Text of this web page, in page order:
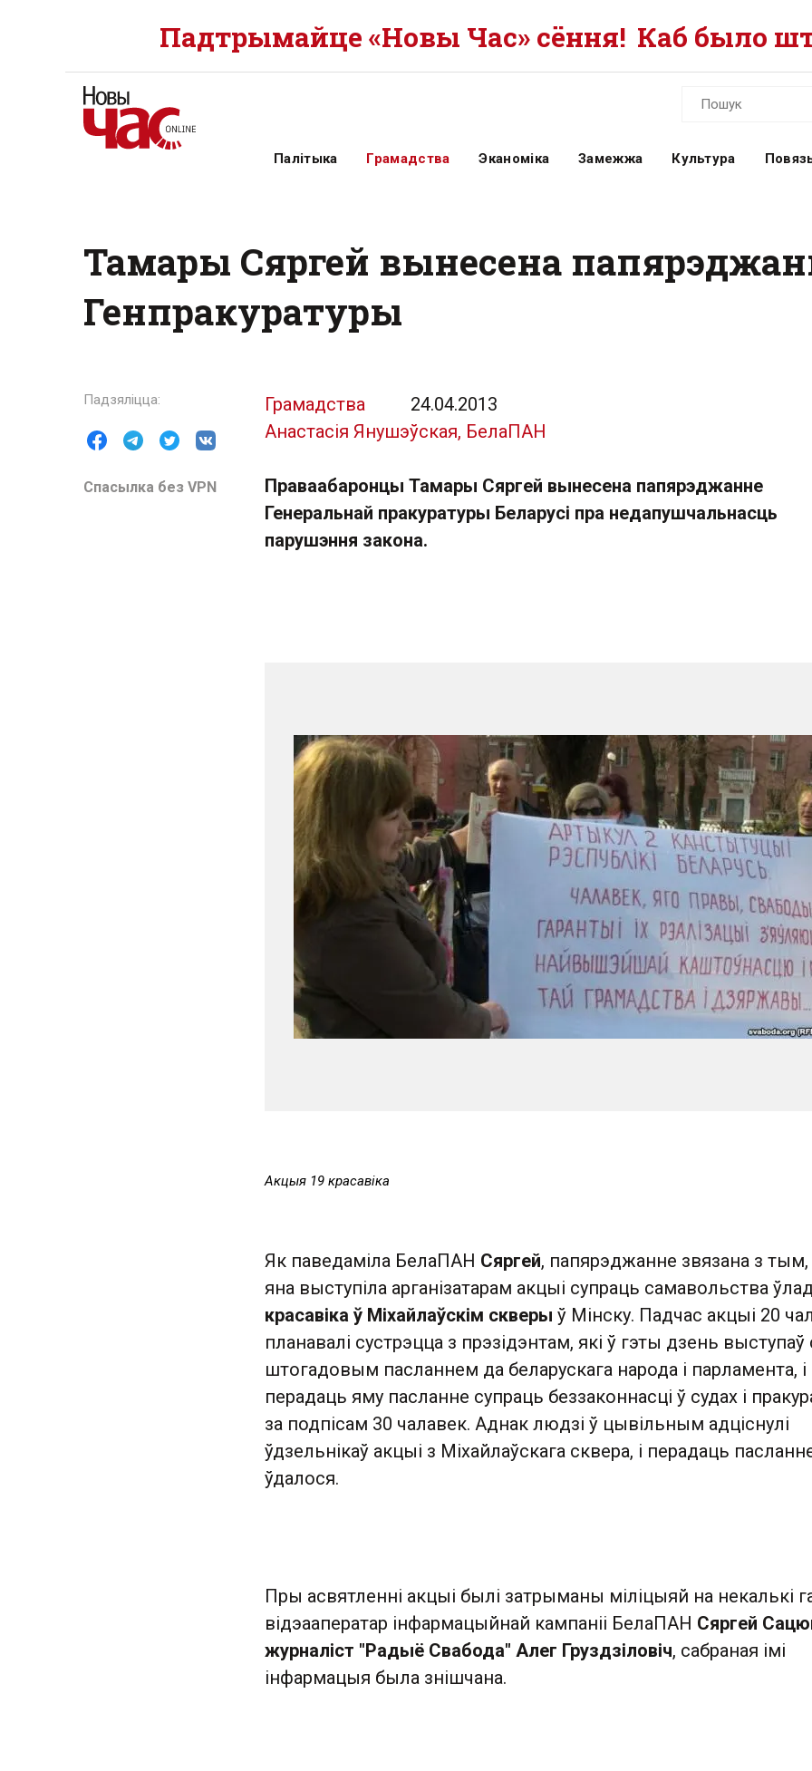
Падтрымайце «Новы Час» сёння! Каб было
Палітыка Грамадства Эканоміка Замежжа Культура
Тамары Сяргей вынесена
Генпракуратуры
Спасылка без VPN
Грамадства
24.04.2013
Анастасія Янушэўская, БелаПАН
Праваабаронцы Тамары Сяргей вынесена папярэджанне
Генеральнай пракуратуры Беларусі пра недапушчальнасць
парушэння закона.
Акцыя 19 красавіка
Як паведаміла БелаПАН Сяргей, папярэджанне звязана з
яна выступіла арганізатарам акцыі супраць самавольства ўлад
красавіка ў Міхайлаўскім скверы ў Мінску. Падчас акцыі 20
планавалі сустрэцца з прэзідэнтам, які ў гэты дзень выступаў
штогадовым пасланнем да беларускага народа і парламента, і
перадаць яму пасланне супраць беззаконнасці ў судах і
за подпісам 30 чалавек. Аднак людзі ў цывільным адціснулі
ўдзельнікаў акцыі з Міхайлаўскага сквера, і перадаць
ўдалося.
Пры асвятленні акцыі былі затрыманы міліцыяй на некалькі
відэааператар інфармацыйнай кампаніі БелаПАН Сяргей
журналіст "Радыё Свабода" Алег Груздзіловіч, сабраная імі
інфармацыя была знішчана.